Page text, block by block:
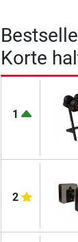
Korte
1
2